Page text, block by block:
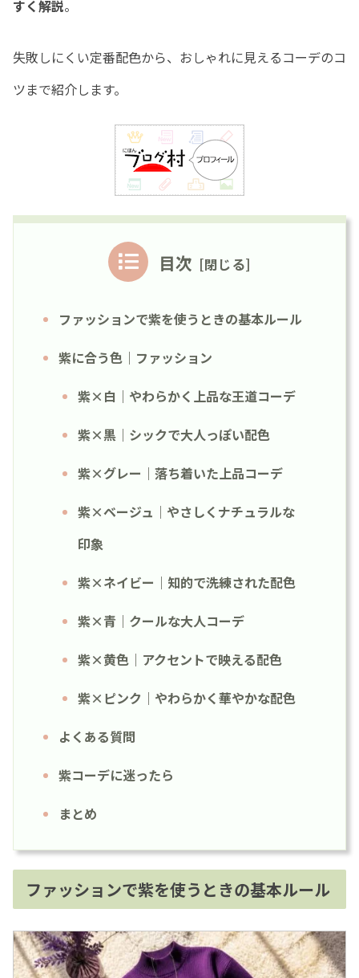
すく解説。
失敗しにくい定番配色から、おしゃれに見えるコーデのコ
ツまで紹介します。
目次
ファッションで紫を使うときの基本ルール
紫に合う色｜ファッション
紫×白｜やわらかく上品な王道コーデ
紫×黒｜シックで大人っぽい配色
紫×グレー｜落ち着いた上品コーデ
紫×ベージュ｜やさしくナチュラルな
印象
紫×ネイビー｜知的で洗練された配色
紫×青｜クールな大人コーデ
紫×黄色｜アクセントで映える配色
紫×ピンク｜やわらかく華やかな配色
よくある質問
紫コーデに迷ったら
まとめ
ファッションで紫を使うときの基本ルール